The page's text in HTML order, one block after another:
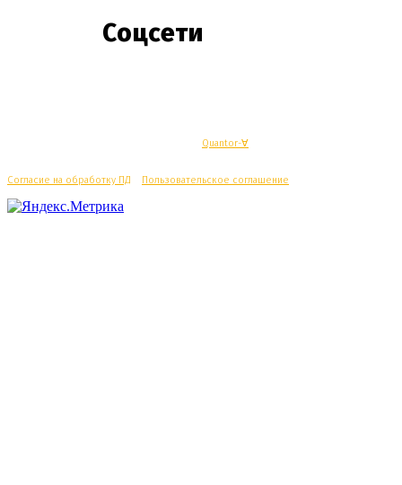
Соцсети
Quantor-∀
Согласие на обработку ПД Пользовательское соглашение